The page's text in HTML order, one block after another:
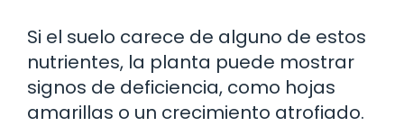
Si el suelo carece de alguno de estos
nutrientes, la planta puede mostrar
signos de deficiencia, como hojas
amarillas o un crecimiento atrofiado.